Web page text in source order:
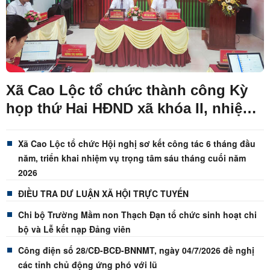
Xã Cao Lộc tổ chức thành công Kỳ
họp thứ Hai HĐND xã khóa II, nhiệm
Xã Cao Lộc tổ chức Hội nghị sơ kết công tác 6 tháng đầu
năm, triển khai nhiệm vụ trọng tâm sáu tháng cuối năm
2026
ĐIỀU TRA DƯ LUẬN XÃ HỘI TRỰC TUYẾN
Chi bộ Trường Mầm non Thạch Đạn tổ chức sinh hoạt chi
bộ và Lễ kết nạp Đảng viên
Công điện số 28/CĐ-BCĐ-BNNMT, ngày 04/7/2026 đề nghị
các tỉnh chủ động ứng phó với lũ